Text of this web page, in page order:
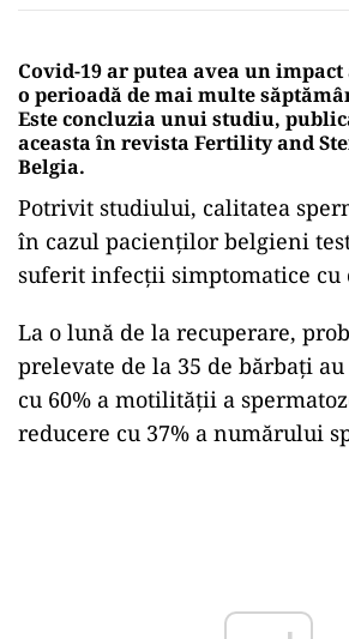
Covid-19 ar putea avea un
o perioadă de mai multe
Este concluzia unui studiu,
aceasta în revista Fertility and
Belgia.
Potrivit studiului, calitatea
în cazul pacienților belgieni
suferit infecții simptomatice cu
La o lună de la recuperare,
prelevate de la 35 de bărbați
cu 60% a motilității a
reducere cu 37% a numărului